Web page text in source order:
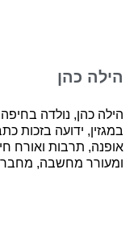
הילה כהן
במגזין, ידועה בזכות
אופנה, תרבות ואורח
ומעורר מחשבה, מחברת